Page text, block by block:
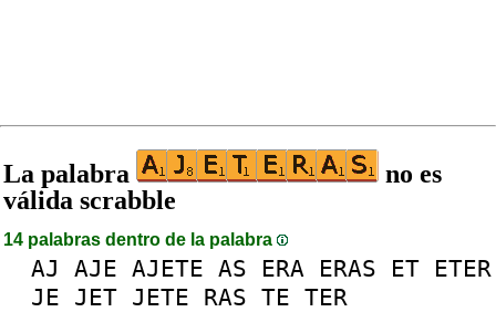
La palabra
no es
válida scrabble
14 palabras dentro de la palabra
AJ AJE AJETE AS ERA ERAS ET ETER
JE JET JETE RAS TE TER